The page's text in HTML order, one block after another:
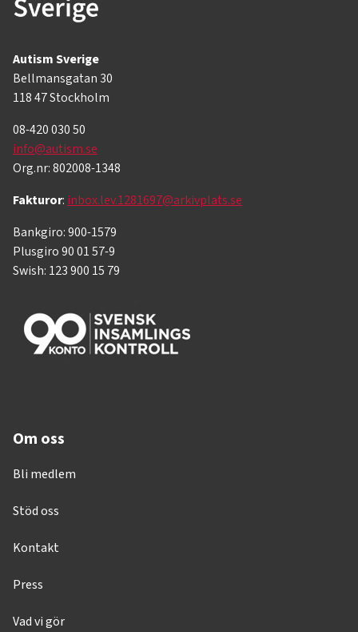
Autism Sverige
Bellmansgatan 30
118 47 Stockholm
08-420 030 50
info@autism.se
Org.nr: 802008-1348
Fakturor: inbox.lev.1281697@arkivplats.se
Bankgiro: 900-1579
Plusgiro 90 01 57-9
Swish: 123 900 15 79
Om oss
Bli medlem
Stöd oss
Kontakt
Press
Vad vi gör